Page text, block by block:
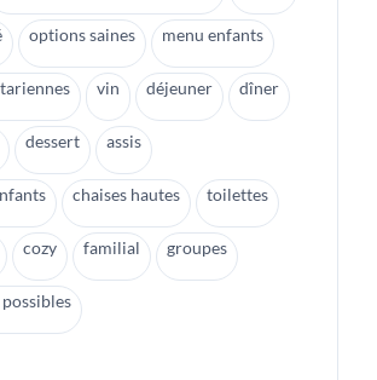
options saines menu enfants
vin déjeuner dîner
dessert assis
chaises hautes toilettes
cozy familial groupes